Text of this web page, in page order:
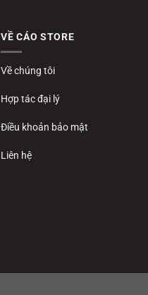
VỀ CÁO STORE
Về chúng tôi
Hợp tác đại lý
Điều khoản bảo mật
Liên hệ